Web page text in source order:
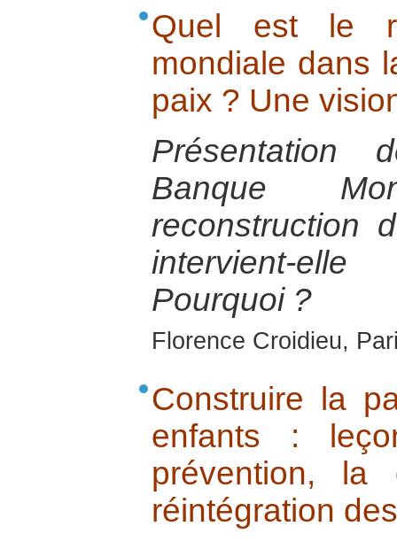
Quel est le
mondiale dans
paix ? Une
Banque
reconstruction
intervient-
Pourquoi ?
Florence Croidieu,
Construire la
enfants :
prévention, la
réintégration